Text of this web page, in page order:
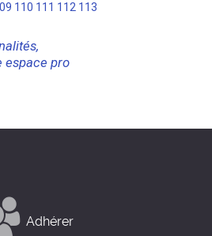
110 111 112 113
espace pro
Adhérer